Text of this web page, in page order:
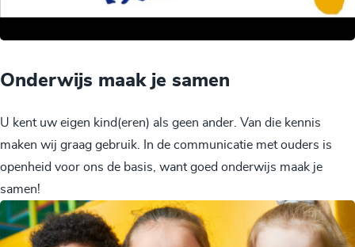
Onderwijs maak je samen
U kent uw eigen kind(eren) als geen ander. Van die kennis
maken wij graag gebruik. In de communicatie met ouders is
openheid voor ons de basis, want goed onderwijs maak je
samen!